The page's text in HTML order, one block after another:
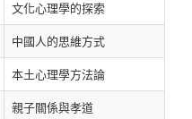
文化心理學的探索
中國人的思維方式
本土心理學方法論
親子關係與孝道